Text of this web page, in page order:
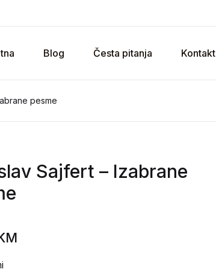
Blog Česta pitanja Kontakt
pesme
Sajfert – Izabrane